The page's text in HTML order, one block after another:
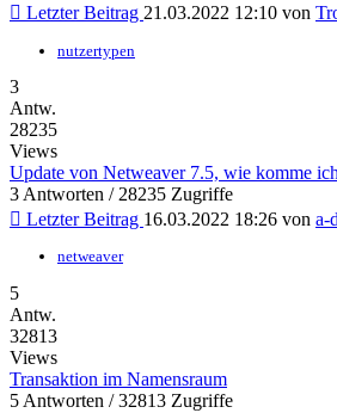
Letzter Beitrag 21.03.2022 12:10 von
nutzertypen
3
Antw.
28235
Views
Update von Netweaver 7.5, wie komme
3 Antworten / 28235 Zugriffe
Letzter Beitrag 16.03.2022 18:26 von a-
netweaver
5
Antw.
32813
Views
Transaktion im Namensraum
5 Antworten / 32813 Zugriffe